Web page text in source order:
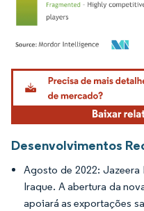
Imagem © Mordor Intelligence. O
Desenvolvimentos
Agosto de 2022: Jazeera
Iraque. A abertura da
apoiará as exportações